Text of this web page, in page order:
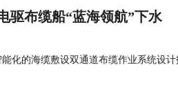
驱布缆船“蓝海领航”下水
化的海缆敷设双通道布缆作业系统设